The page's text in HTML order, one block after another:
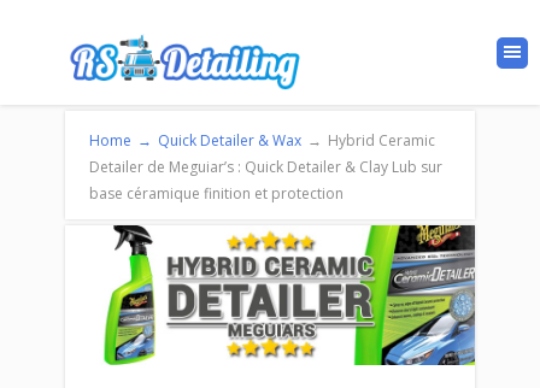
Home → Quick Detailer & Wax → Hybrid Ceramic
Detailer de Meguiar’s : Quick Detailer & Clay Lub sur
base céramique finition et protection